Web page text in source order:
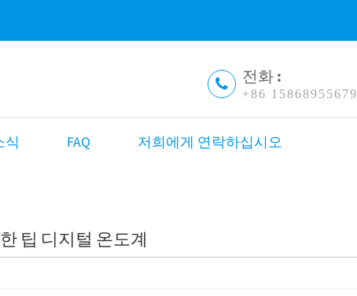
전화 :
+86 15868955679
식 FAQ 저희에게 연락하십시오
팁 디지털 온도계